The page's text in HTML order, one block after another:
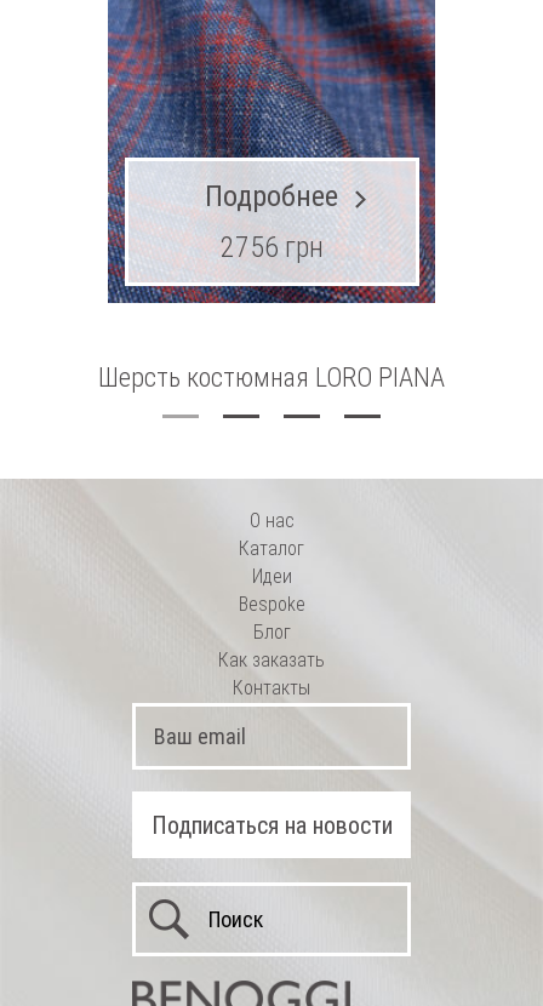
Шерсть костюмная LORO PIANA
с шелком
Подробнее
2756 грн
О нас
Каталог
Идеи
Bespoke
Блог
Как заказать
Контакты